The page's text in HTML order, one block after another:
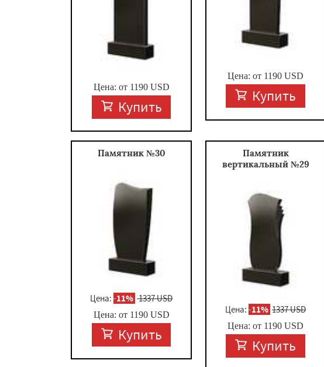
Цена: от 1190USD
Купить
Цена: от 1190 USD
Купить
Памятник №30
Цена:-11% 1337 USD
Цена: от 1190USD
Купить
Памятник
вертикальный №29
Цена:-11% 1337 USD
Цена: от 1190 USD
Купить